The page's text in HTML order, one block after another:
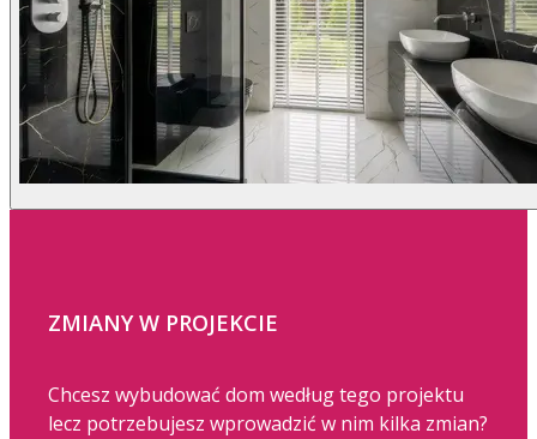
ZMIANY W PROJEKCIE
Chcesz wybudować dom według tego projektu
lecz potrzebujesz wprowadzić w nim kilka zmian?